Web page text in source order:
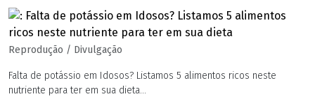
Reprodução / Divulgação
Falta de potássio em Idosos? Listamos 5 alimentos ricos neste
nutriente para ter em sua dieta...